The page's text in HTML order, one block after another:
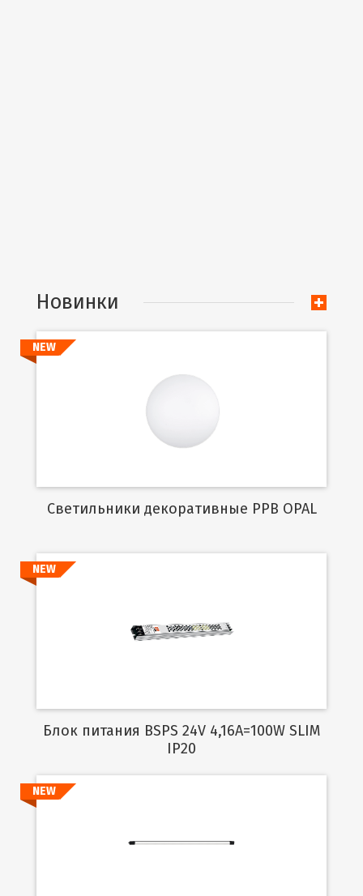
Новинки
NEW
Cветильники декоративные PPB OPAL
Подробнее
NEW
Блок питания BSPS 24V 4,16A=100W SLIM
IP20
NEW